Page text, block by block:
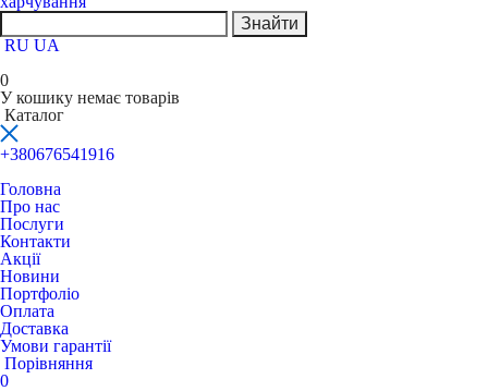
Знайти
RU UA
0
У кошику немає товарів
Каталог
+380676541916
Головна
Про нас
Послуги
Контакти
Акції
Новини
Портфоліо
Оплата
Доставка
Умови гарантії
Порівняння
0